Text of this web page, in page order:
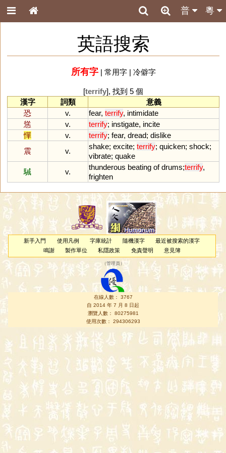
粵
普
英語搜索
所有字| 常用字| 冷僻字
[terrify], 找到 5 個
漢字
詞類
意義
恐
v. fear, terrify, intimidate
慫
v. terrify; instigate, incite
憚
v. terrify; fear, dread; dislike
震
v.
shake; excite; terrify; quicken; shock;
vibrate; quake
駴
v.
thunderous beating of drums;terrify,
frighten
新手入門 使用凡例 字庫統計 隨機漢字
最近被搜索的漢字
鳴謝
製作單位 私隱政策 免責聲明 意見簿
（管理員 ）
在線人數： 3767
自 2014 年 7 月 8 日起
瀏覽人數： 80275981
使用次數： 294306293